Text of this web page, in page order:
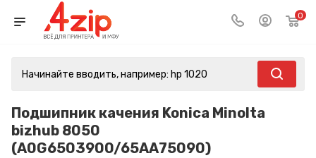
0
Подшипник качения Konica Minolta
bizhub 8050
(A0G6503900/65AA75090)